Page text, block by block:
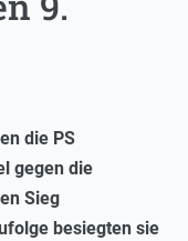
die PS
gegen die
Sieg
besiegten sie